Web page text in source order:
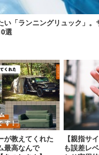
い「ランニングリュック」
選
が教えてくれた
最高なんで
【親指サ
も誤差レ